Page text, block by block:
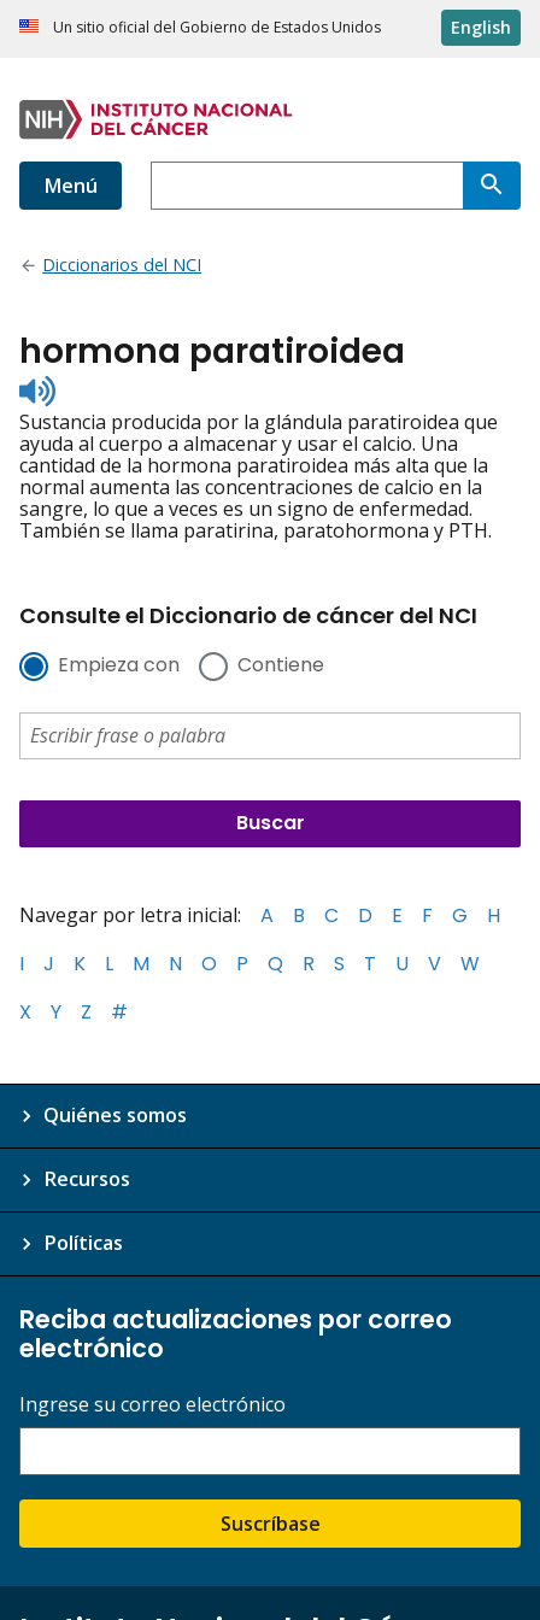
Un sitio oficial del Gobierno de Estados Unidos English
Menú
Diccionarios del NCI
hormona paratiroidea
Listen
to
pronunciation
Sustancia producida por la glándula paratiroidea que
ayuda al cuerpo a almacenar y usar el calcio. Una
cantidad de la hormona paratiroidea más alta que la
normal aumenta las concentraciones de calcio en la
sangre, lo que a veces es un signo de enfermedad.
También se llama paratirina, paratohormona y PTH.
Consulte el Diccionario de cáncer del NCI
Empieza con Contiene
Navegar por letra inicial: A B C D E F G
H
I
J K L M N O P Q R S T U V
W
X
Y Z #
Quiénes somos
Recursos
Políticas
Reciba actualizaciones por correo
electrónico
Ingrese su correo electrónico
Suscríbase